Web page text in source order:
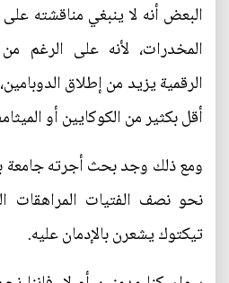
البعض أنه لا ينبغي مناقشته
المخدرات، لأنه على الرغم
الرقمية يزيد من إطلاق
أقل بكثير من الكوكايين أو
نحو نصف الفتيات المراهقات
تيكتوك يشعرن بالإدمان عليه.